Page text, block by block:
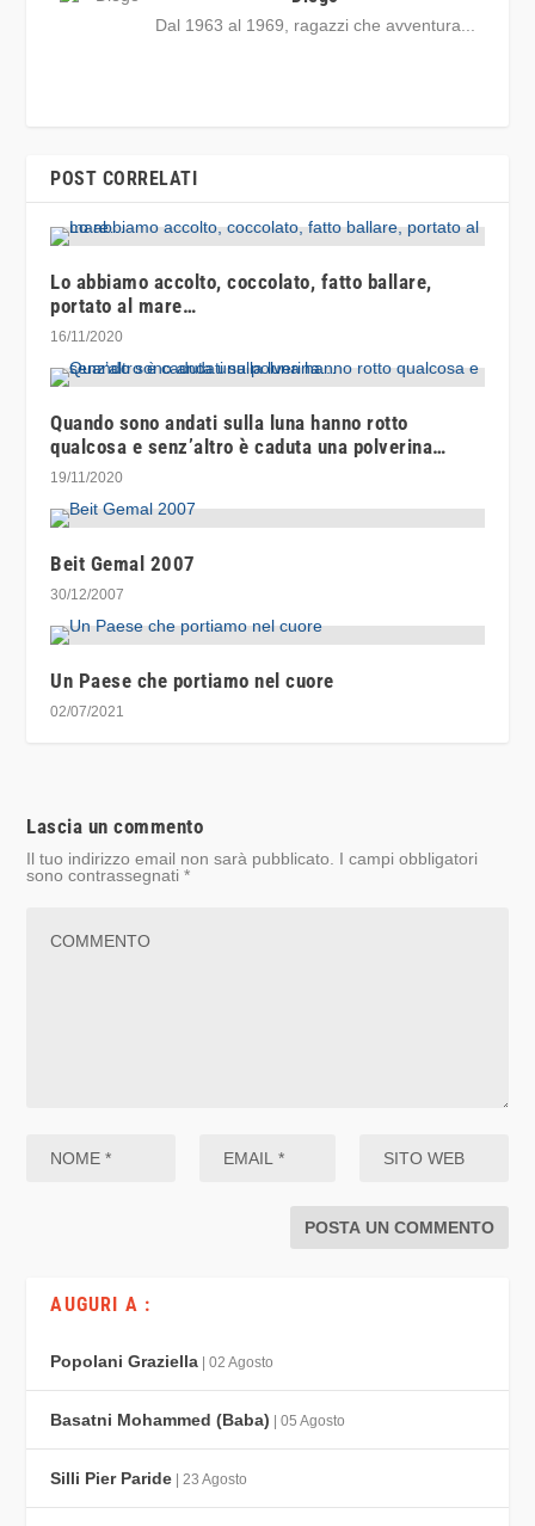
Dal 1963 al 1969, ragazzi che avventura...
POST CORRELATI
Lo abbiamo accolto, coccolato, fatto ballare,
portato al mare…
16/11/2020
Quando sono andati sulla luna hanno rotto
qualcosa e senz’altro è caduta una polverina…
19/11/2020
Beit Gemal 2007
30/12/2007
Un Paese che portiamo nel cuore
02/07/2021
Lascia un commento
Il tuo indirizzo email non sarà pubblicato. I campi obbligatori
sono contrassegnati*
AUGURI A :
Popolani Graziella | 02 Agosto
Basatni Mohammed (Baba) | 05 Agosto
Silli Pier Paride | 23 Agosto